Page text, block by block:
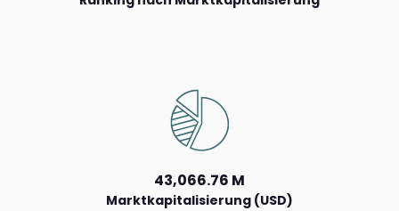
43,066.76 M
Marktkapitalisierung (USD)